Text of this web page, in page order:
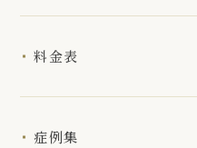
料金表
症例集